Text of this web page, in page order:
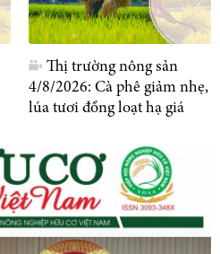
Thị trường nông sản
4/8/2026: Cà phê giảm nhẹ,
lúa tươi đồng loạt hạ giá